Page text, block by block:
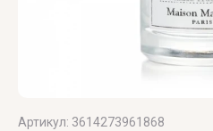
Артикул: 3614273961868
Victoria's
Secret
& ROLF